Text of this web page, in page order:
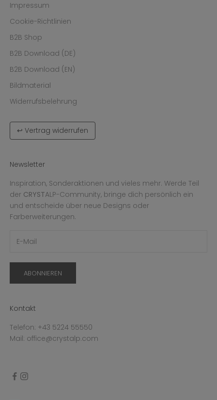
Impressum
Cookie-Richtlinien
B2B Shop
B2B Download (DE)
B2B Download (EN)
Bildmaterial
Widerrufsbelehrung
↩ Vertrag widerrufen
Newsletter
Inspiration, Sonderaktionen und vieles mehr. Werde Teil
der CRYSTALP-Community, bringe dich persönlich ein
und entscheide über neue Designs oder
Farberweiterungen.
ABONNIEREN
Kontakt
Telefon: +43 5224 55550
Mail: office@crystalp.com